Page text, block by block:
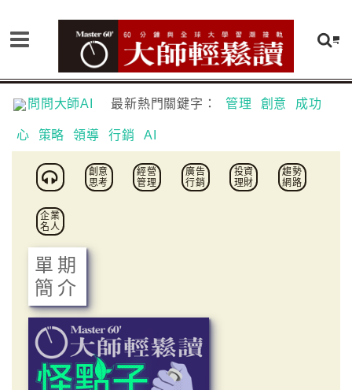
問問大師AI 最新熱門關鍵字： 管理 創意 成功
心 策略 領導 行銷 AI
創意
思考
經營
管理
廣告
行銷
投資
理財
趨勢
網路
企業
名人
單期
簡介